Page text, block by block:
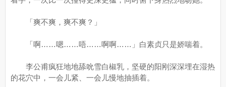
「爽不爽，爽不爽？」
「啊……嗯……唔……啊啊……」白素贞只是娇喘着。
李公甫疯狂地地舔吮雪白椒乳，坚硬的阳刚深深埋在湿热
的花穴中，一会儿紧、一会儿慢地抽插着。